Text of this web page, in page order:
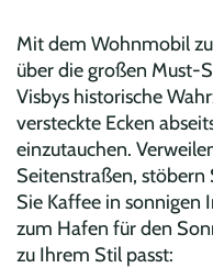
Mit dem Wohnmobil
über die großen Must-
Visbys historische
versteckte Ecken
einzutauchen.
Seitenstraßen,
Sie Kaffee in sonnigen
zum Hafen für den
zu Ihrem Stil passt: